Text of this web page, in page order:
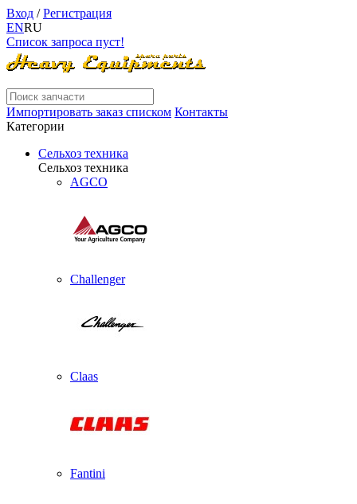
Вход /Регистрация
ENRU
Список запроса пуст!
Импортировать заказ списком Контакты
Категории
Сельхоз техника
Сельхоз техника
AGCO
Challenger
Claas
Fantini